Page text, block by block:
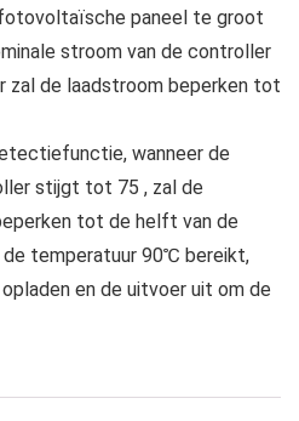
paneel te groot
stroom van de controller
zal de laadstroom beperken tot
wanneer de
stijgt tot 75 , zal de
tot de helft van de
de temperatuur 90℃ bereikt,
en de uitvoer uit om de